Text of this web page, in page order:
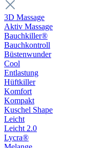
3D Massage
Aktiv Massage
Bauchkiller®
Bauchkontroll
Büstenwunder
Cool
Entlastung
Hüftkiller
Komfort
Kompakt
Kuschel Shape
Leicht
Leicht 2.0
Lycra®